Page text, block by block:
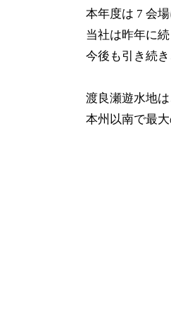
本年度は 7 会
当社は昨年に
今後も引き続
渡良瀬遊水地
本州以南で最